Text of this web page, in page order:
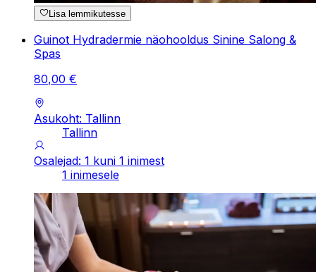
Lisa lemmikutesse
Guinot Hydradermie näohooldus Sinine Salong &
Spas
80,00 €
Asukoht: Tallinn
Tallinn
Osalejad: 1 kuni 1 inimest
1 inimesele